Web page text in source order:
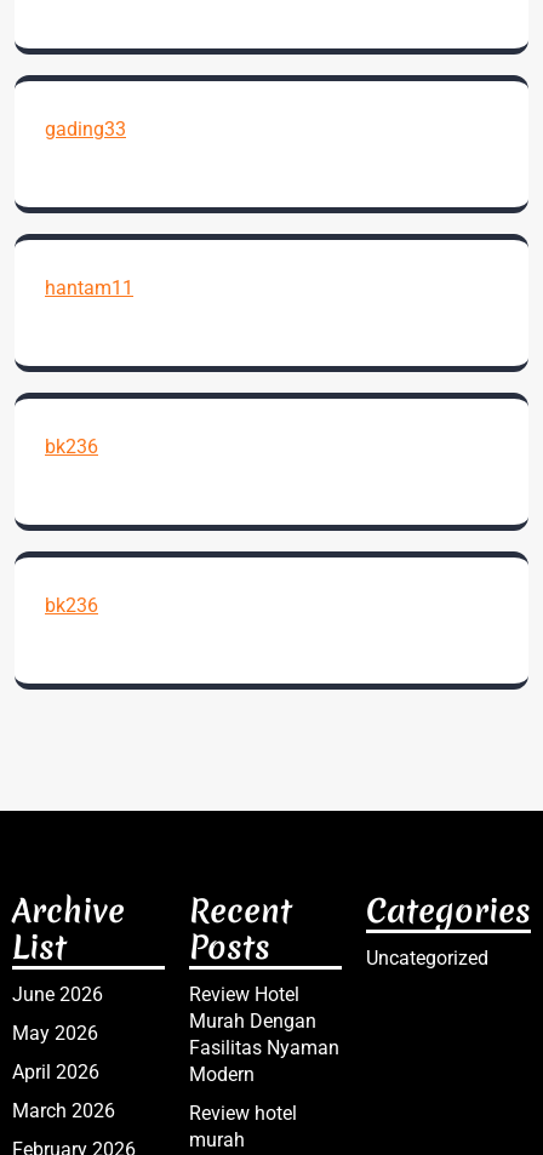
gading33
hantam11
bk236
bk236
Archive
List
June 2026
May 2026
April 2026
March 2026
February 2026
Recent
Posts
Review Hotel
Murah Dengan
Fasilitas Nyaman
Modern
Review hotel
murah
Categories
Uncategorized